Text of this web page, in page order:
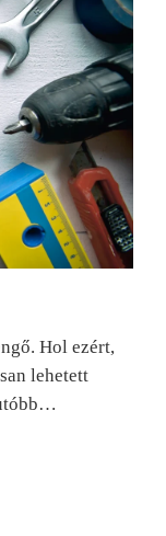
Hol ezért,
lehetett